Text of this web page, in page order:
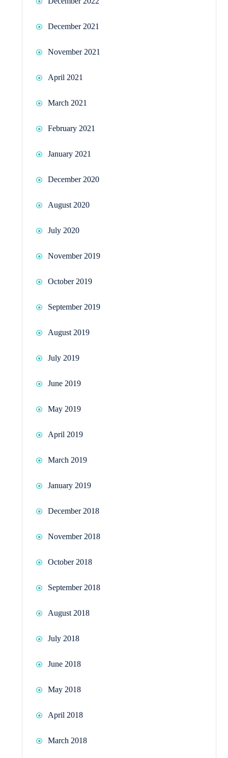
December 2021
November 2021
April 2021
March 2021
February 2021
January 2021
December 2020
August 2020
July 2020
November 2019
October 2019
September 2019
August 2019
July 2019
June 2019
May 2019
April 2019
March 2019
January 2019
December 2018
November 2018
October 2018
September 2018
August 2018
July 2018
June 2018
May 2018
April 2018
March 2018